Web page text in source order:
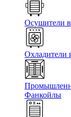
Осушители
Охладители
Фанкойлы